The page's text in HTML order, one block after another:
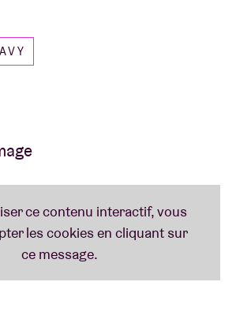
les médias de notre plat pays et
sac près de 150 (!!!) salles de